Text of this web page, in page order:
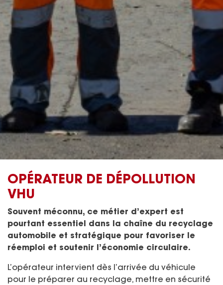
OPÉRATEUR DE DÉPOLLUTION
VHU
Souvent méconnu, ce métier d’expert est
pourtant essentiel dans la chaîne du recyclage
automobile et stratégique pour favoriser le
réemploi et soutenir l’économie circulaire.
L’opérateur intervient dès l’arrivée du véhicule
pour le préparer au recyclage, mettre en sécurité